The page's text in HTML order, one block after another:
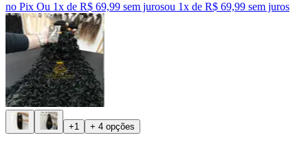
no Pix Ou 1x de R$ 69,99 sem jurosou 1x de R$ 69,99 sem juros
+1 + 4 opções